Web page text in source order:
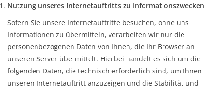
Nutzung unseres Internetauftritts zu Informationszwecken
Sofern Sie unsere Internetauftritte besuchen, ohne uns
Informationen zu übermitteln, verarbeiten wir nur die
personenbezogenen Daten von Ihnen, die Ihr Browser an
unseren Server übermittelt. Hierbei handelt es sich um die
folgenden Daten, die technisch erforderlich sind, um Ihnen
unseren Internetauftritt anzuzeigen und die Stabilität und